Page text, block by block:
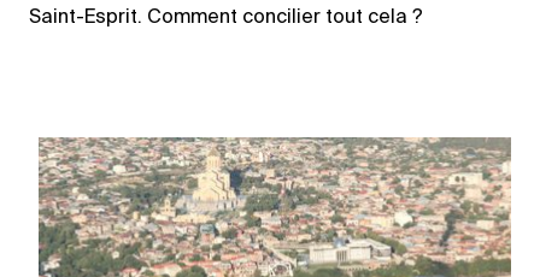
Saint-Esprit. Comment concilier tout cela ?